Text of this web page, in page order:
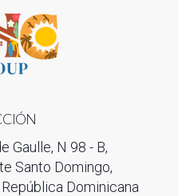
basadas en data
desarrollo más sustentable
caribeño. La calidad de vida
un futuro mejor.
Gaulle, N 98 - B,
Santo Domingo,
Dominicana